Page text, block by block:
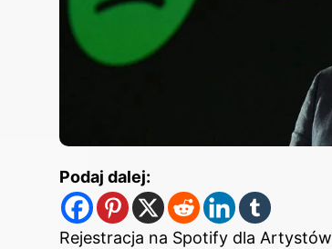
Podaj dalej:
Rejestracja na Spotify dla Artystów